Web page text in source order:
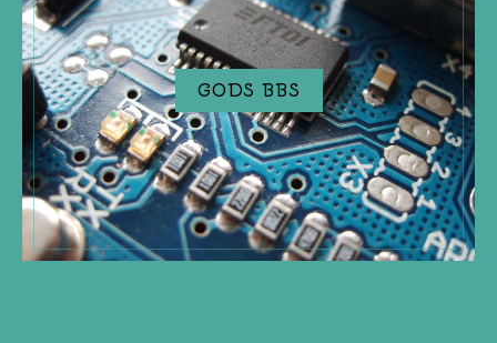
GODS BBS